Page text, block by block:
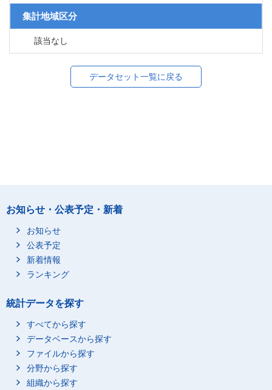
集計地域区分
該当なし
データセット一覧に戻る
お知らせ・公表予定・新着
お知らせ
公表予定
新着情報
ランキング
統計データを探す
すべてから探す
データベースから探す
ファイルから探す
分野から探す
組織から探す